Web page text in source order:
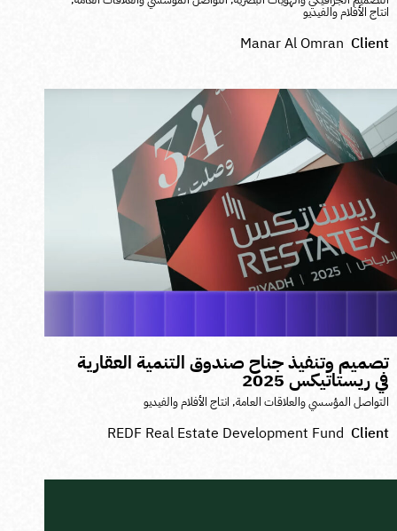
انتاج الأفلام والفيديو
Client
Manar Al Omran
تصميم وتنفيذ جناح صندوق التنمية العقارية
في ريستاتيكس 2025
التواصل المؤسسي والعلاقات العامة,انتاج الأفلام والفيديو
Client
REDF Real Estate Development Fund